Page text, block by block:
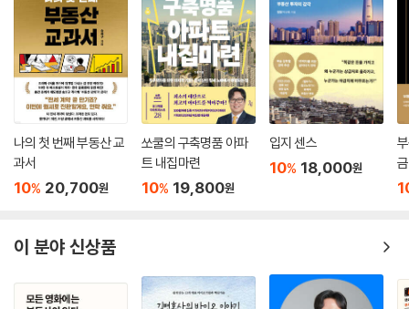
나의 첫 번째 부동산 교
과서
10% 20,700원
쏘쿨의 구축명품 아파
트 내집마련
10% 19,800원
입지 센스
10% 18,000원
이 분야 신상품